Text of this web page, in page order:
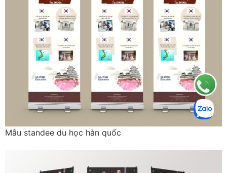
Mẫu standee du học hàn quốc